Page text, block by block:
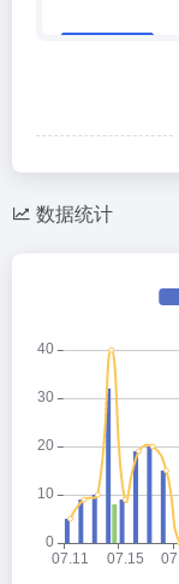
数据统计